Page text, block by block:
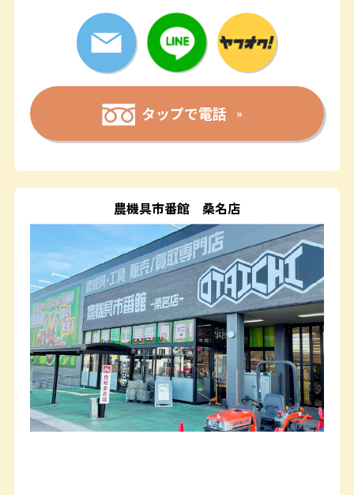
タップで電話
農機具市番館 桑名店